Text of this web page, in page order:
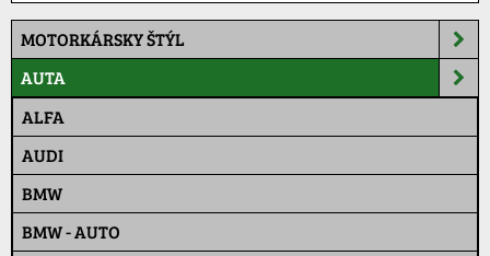
MOTORKÁRSKY ŠTÝL
AUTA
ALFA
AUDI
BMW
BMW - AUTO